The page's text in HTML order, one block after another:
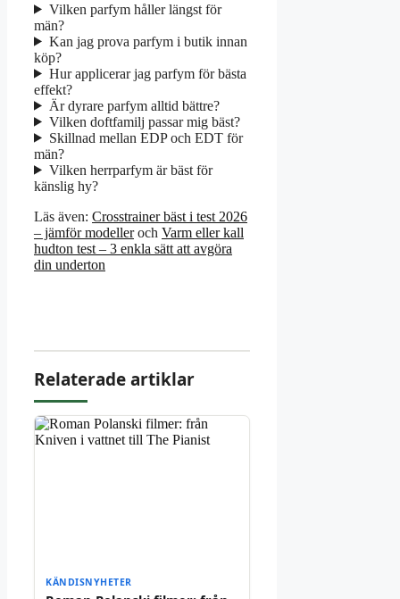
Vilken parfym håller längst för
män?
Kan jag prova parfym i butik innan
köp?
Hur applicerar jag parfym för bästa
effekt?
Är dyrare parfym alltid bättre?
Vilken doftfamilj passar mig bäst?
Skillnad mellan EDP och EDT för
män?
Vilken herrparfym är bäst för
känslig hy?
Läs även: Crosstrainer bäst i test 2026
– jämför modelleroch Varm eller kall
hudton test – 3 enkla sätt att avgöra
din underton
Relaterade artiklar
KÄNDISNYHETER